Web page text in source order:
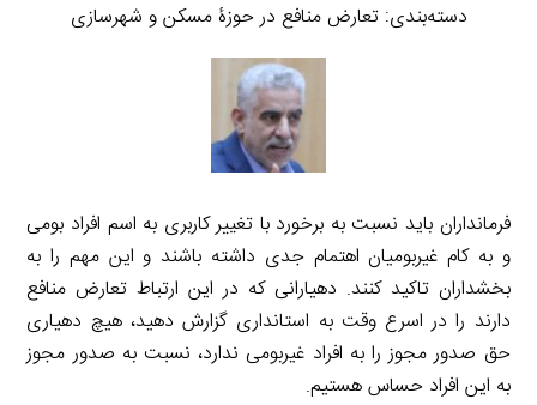
دسته‌بندی: تعارض منافع در حوزۀ مسکن و شهرسازی
فرمانداران باید نسبت به برخورد با تغییر کاربری به اسم افراد بومی
و به کام غیربومیان اهتمام جدی داشته باشند و این مهم را به
بخشداران تاکید کنند. دهیارانی که در این ارتباط تعارض منافع
دارند را در اسرع وقت به استانداری گزارش دهید، هیچ دهیاری
حق صدور مجوز را به افراد غیربومی ندارد، نسبت به صدور مجوز
به این افراد حساس هستیم.